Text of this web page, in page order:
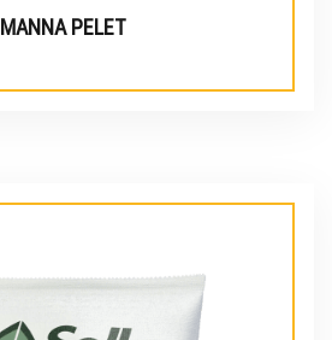
MANNA PELET